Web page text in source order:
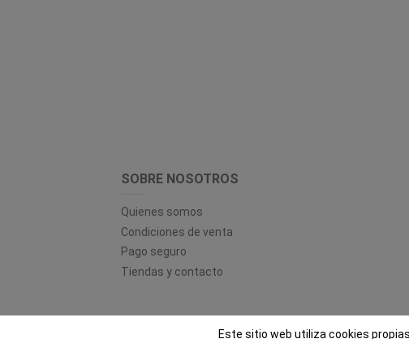
SOBRE NOSOTROS
Quienes somos
Condiciones de venta
Pago seguro
Tiendas y contacto
Este sitio web utiliza cookies